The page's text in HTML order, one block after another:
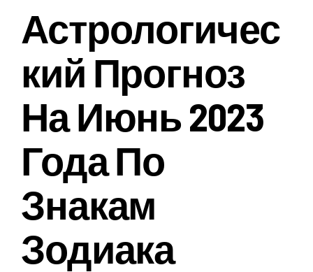
Астрологичес
Кий Прогноз
На Июнь 2023
Года По
Знакам
Зодиака